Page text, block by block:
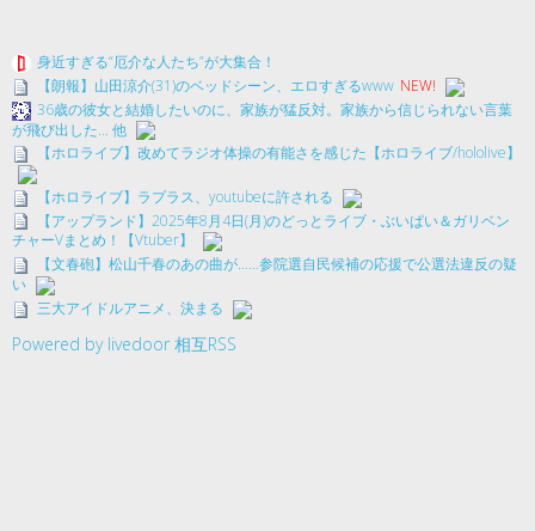
身近すぎる“厄介な人たち”が大集合！
【朗報】山田涼介(31)のベッドシーン、エロすぎるwww NEW!
36歳の彼女と結婚したいのに、家族が猛反対。家族から信じられない言葉
が飛び出した… 他
【ホロライブ】改めてラジオ体操の有能さを感じた【ホロライブ/hololive】
【ホロライブ】ラプラス、youtubeに許される
【アップランド】2025年8月4日(月)のどっとライブ・ぶいぱい＆ガリベン
チャーVまとめ！【Vtuber】
【文春砲】松山千春のあの曲が……参院選自民候補の応援で公選法違反の疑
い
三大アイドルアニメ、決まる
Powered by livedoor 相互RSS